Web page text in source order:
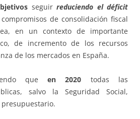
seguirreduciendo el déficit
de consolidación fiscal
en un contexto de importante
de incremento de los recursos
de los mercados en España.
queen 2020 todas las
salvo la Seguridad Social,